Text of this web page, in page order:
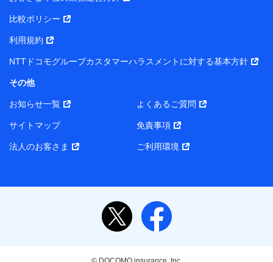
比較ポリシー
利用規約
NTTドコモグループカスタマーハラスメントに対する基本方針
その他
お知らせ一覧 よくあるご質問
サイトマップ 免責事項
法人のお客さま ご利用環境